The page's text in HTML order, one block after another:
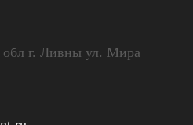
waw 28440
bwf 194 y
обл г. Ливны ул. Мира